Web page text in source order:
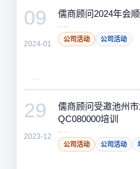
09
2024-01
儒商顾问2024年会
公司活动 公司活动
29
2023-12
儒商顾问受邀池州
QC080000培训
公司活动 公司活动